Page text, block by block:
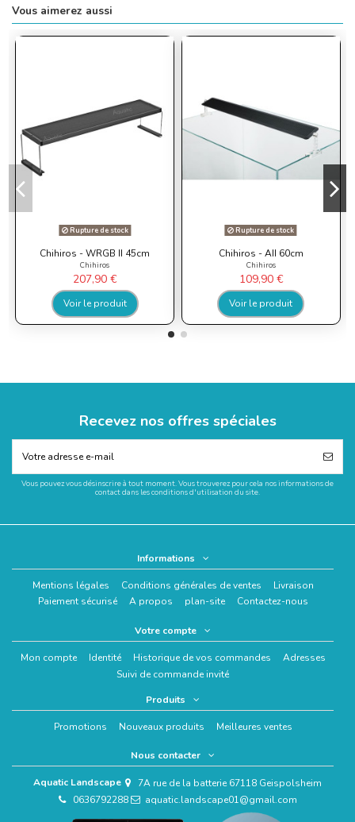
Vous aimerez aussi
Rupture de stock
Chihiros - WRGB II 45cm
Chihiros
207,90 €
Voir le produit
Rupture de stock
Chihiros - AII 60cm
Chihiros
109,90 €
Voir le produit
Recevez nos offres spéciales
Vous pouvez vous désinscrire à tout moment. Vous trouverez pour cela nos informations de
contact dans les conditions d'utilisation du site.
Informations
Mentions légales Conditions générales de ventes
Livraison
Paiement sécurisé
A propos plan-site Contactez-nous
Votre compte
Mon compte Identité Historique de vos commandes
Adresses
Suivi de commande invité
Produits
Promotions Nouveaux produits Meilleures ventes
Nous contacter
Aquatic Landscape
7A rue de la batterie 67118 Geispolsheim
0636792288
aquatic.landscape01@gmail.com